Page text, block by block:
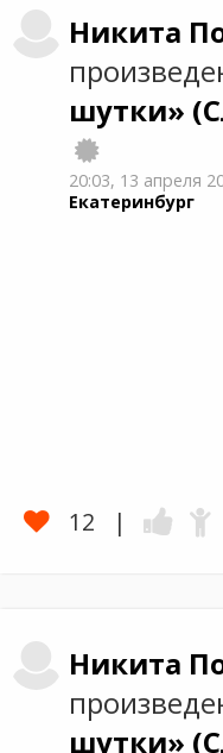
Никита
шутки»
20:03, 13 апреля
Екатеринбург
12
Никита
шутки»